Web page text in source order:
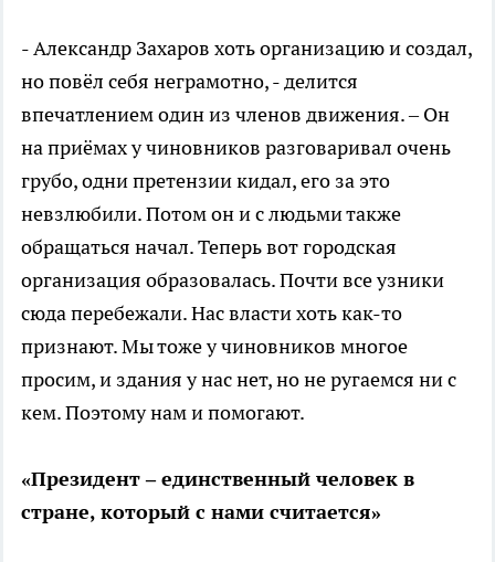
- Александр Захаров хоть организацию и создал,
но повёл себя неграмотно, - делится
впечатлением один из членов движения. – Он
на приёмах у чиновников разговаривал очень
грубо, одни претензии кидал, его за это
невзлюбили. Потом он и с людьми также
обращаться начал. Теперь вот городская
организация образовалась. Почти все узники
сюда перебежали. Нас власти хоть как-то
признают. Мы тоже у чиновников многое
просим, и здания у нас нет, но не ругаемся ни с
кем. Поэтому нам и помогают.
«Президент – единственный человек в
стране, который с нами считается»